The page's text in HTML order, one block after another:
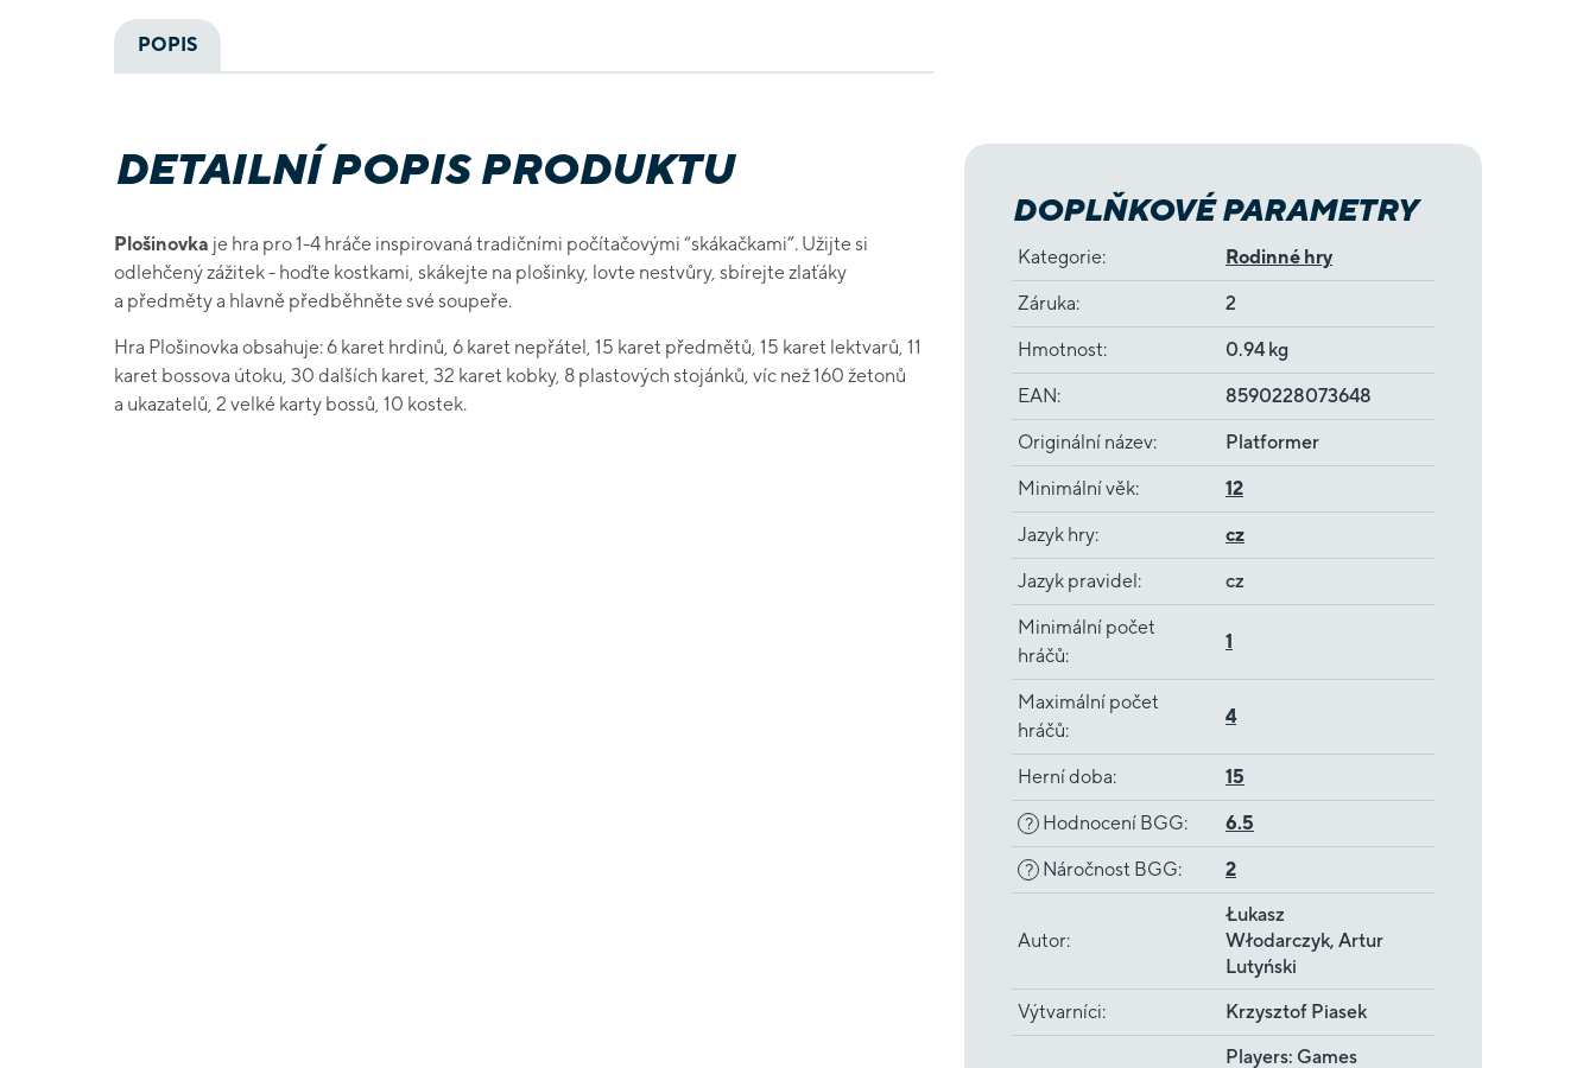
POPIS
DETAILNÍ POPIS PRODUKTU
Plošinovka je hra pro 1-4 hráče inspirovaná tradičními počítačovými “skákačkami”. Užijte si
odlehčený zážitek - hoďte kostkami, skákejte na plošinky, lovte nestvůry, sbírejte zlaťáky
a předměty a hlavně předběhněte své soupeře.
Hra Plošinovka obsahuje: 6 karet hrdinů, 6 karet nepřátel, 15 karet předmětů, 15 karet lektvarů, 11
karet bossova útoku, 30 dalších karet, 32 karet kobky, 8 plastových stojánků, víc než 160 žetonů
a ukazatelů, 2 velké karty bossů, 10 kostek.
DOPLŇKOVÉ PARAMETRY
Kategorie: Rodinné hry
Záruka: 2
Hmotnost: 0.94 kg
EAN: 8590228073648
Originální název: Platformer
Minimální věk: 12
Jazyk hry: cz
Jazyk pravidel: cz
Minimální počet
hráčů:
1
Maximální počet
hráčů:
4
Herní doba: 15
? Hodnocení BGG: 6.5
? Náročnost BGG: 2
Autor:
Łukasz
Włodarczyk, Artur
Lutyński
Výtvarníci:
Krzysztof Piasek
Players: Games